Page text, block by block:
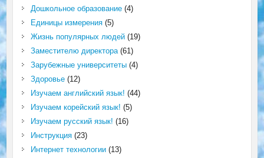
Дошкольное образование(4)
Единицы измерения(5)
Жизнь популярных людей(19)
Заместителю директора(61)
Зарубежные университеты(4)
Здоровье(12)
Изучаем английский язык! (44)
Изучаем корейский язык! (5)
Изучаем русский язык! (16)
Инструкция(23)
Интернет технологии(13)